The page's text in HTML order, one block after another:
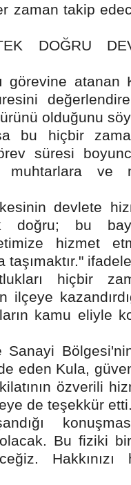
zaman takip
DOĞRU
görevine
olduğunu
bu hiçbir
süresi
muhtarlara ve
devlete
doğru; bu
hizmet
hiçbir
ilçeye
kamu eliyle
Sanayi
eden Kula,
özverili
de teşekkür
Bu fiziki bir